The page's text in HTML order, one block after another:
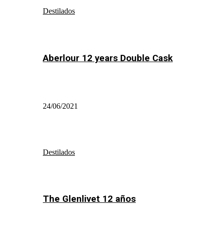
Destilados
Aberlour 12 years Double Cask
24/06/2021
Destilados
The Glenlivet 12 años